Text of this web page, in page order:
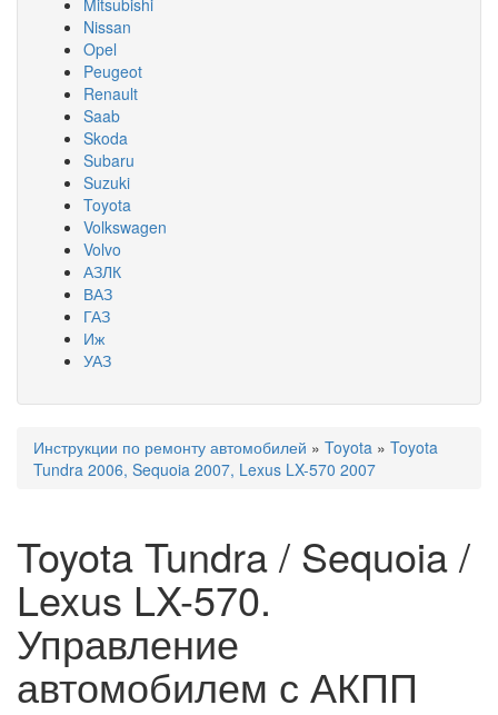
Nissan
Opel
Peugeot
Renault
Saab
Skoda
Subaru
Suzuki
Toyota
Volkswagen
Volvo
АЗЛК
ВАЗ
ГАЗ
Иж
УАЗ
Вы здесь
Инструкции по ремонту автомобилей » Toyota » Toyota
Tundra 2006, Sequoia 2007, Lexus LX-570 2007
Toyota Tundra / Sequoia /
Lexus LX-570.
Управление
автомобилем с АКПП